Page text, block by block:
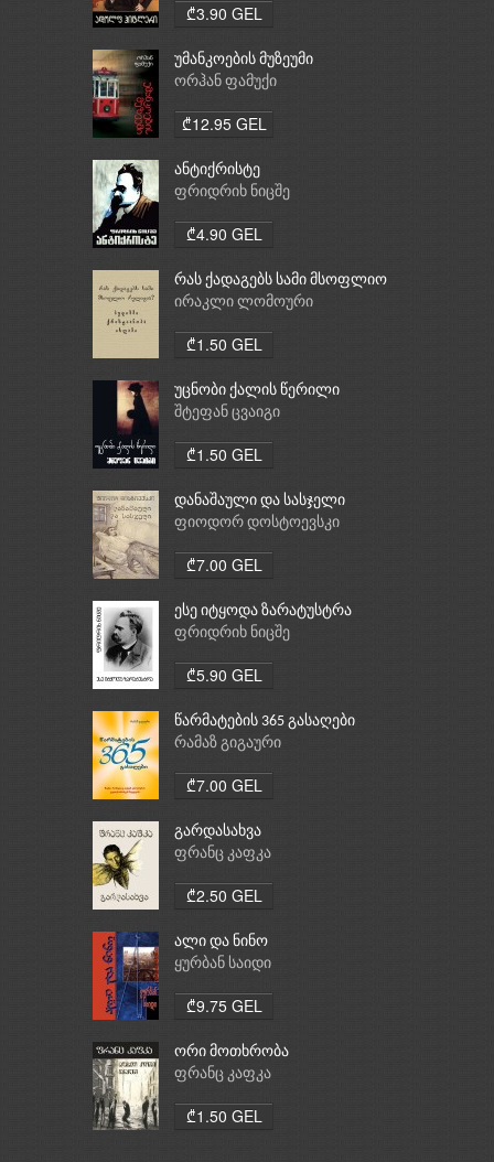
₾3.90 GEL
უმანკოების მუზეუმი
ორჰან ფამუქი
₾12.95 GEL
ანტიქრისტე
ფრიდრიხ ნიცშე
₾4.90 GEL
რას ქადაგებს სამი მსოფლიო
რელიგია: ბუდიზმი,
ირაკლი ლომოური
₾1.50 GEL
უცნობი ქალის წერილი
შტეფან ცვაიგი
₾1.50 GEL
დანაშაული და სასჯელი
ფიოდორ დოსტოევსკი
₾7.00 GEL
ესე იტყოდა ზარატუსტრა
ფრიდრიხ ნიცშე
₾5.90 GEL
წარმატების 365 გასაღები
რამაზ გიგაური
₾7.00 GEL
გარდასახვა
ფრანც კაფკა
₾2.50 GEL
ალი და ნინო
ყურბან საიდი
₾9.75 GEL
ორი მოთხრობა
ფრანც კაფკა
₾1.50 GEL